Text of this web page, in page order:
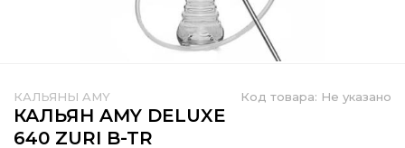
Код товара: Не указано
КАЛЬЯНЫ AMY
КАЛЬЯН AMY DELUXE
640 ZURI B-TR